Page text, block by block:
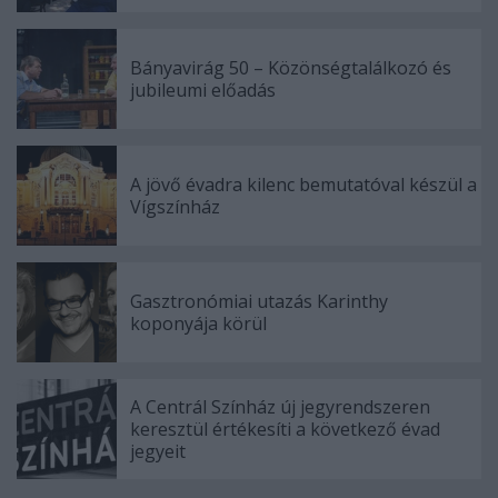
Bányavirág 50 – Közönségtalálkozó és
jubileumi előadás
A jövő évadra kilenc bemutatóval készül a
Vígszínház
Gasztronómiai utazás Karinthy
koponyája körül
A Centrál Színház új jegyrendszeren
keresztül értékesíti a következő évad
jegyeit